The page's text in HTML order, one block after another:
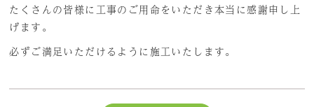
たくさんの皆様に工事のご用命をいただき本当に感謝申し上
げます。
必ずご満足いただけるように施工いたします。